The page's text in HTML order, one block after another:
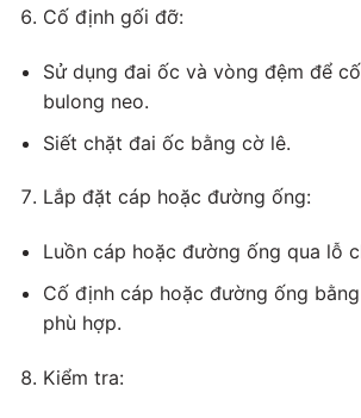
Cố định gối đỡ:
Sử dụng đai ốc và vòng đệm để
bulong neo.
Siết chặt đai ốc bằng cờ lê.
Lắp đặt cáp hoặc đường ống:
Luồn cáp hoặc đường ống qua lỗ
Cố định cáp hoặc đường ống
phù hợp.
Kiểm tra: